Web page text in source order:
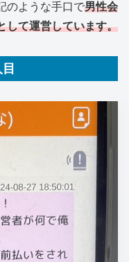
のような手口で男性会
して運営しています。